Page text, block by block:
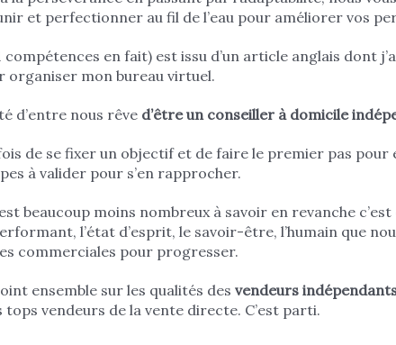
et perfectionner au fil de l’eau pour améliorer vos
compétences en fait) est issu d’un article anglais dont
organiser mon bureau virtuel.
d’entre nous rêve d’être un conseiller à domicile
de se fixer un objectif et de faire le premier pas
à valider pour s’en rapprocher.
est beaucoup moins nombreux à savoir en revanche
l’état d’esprit, le savoir-être, l’humain que
commerciales pour progresser.
ensemble sur les qualités des vendeurs
tops vendeurs de la vente directe. C’est parti.